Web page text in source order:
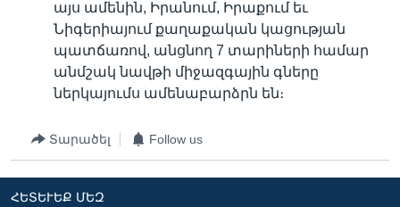
այս ամենին, Իրանում, Իրաքում եւ
Նիգերիայում քաղաքական կացության
պատճառով, անցնող 7 տարիների համար
անմշակ նավթի միջազգային գները
ներկայումս ամենաբարձրն են։
Տարածել Follow us
ՀԵՏԵՒԵՔ ՄԵԶ